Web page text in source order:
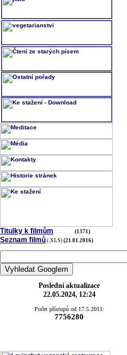
Titulky k filmům (1371)
Seznam filmů (.XLS) (21.01.2016)
Poslední aktualizace
22.05.2024, 12:24
Počet přístupů od 17.5.2011:
7756280